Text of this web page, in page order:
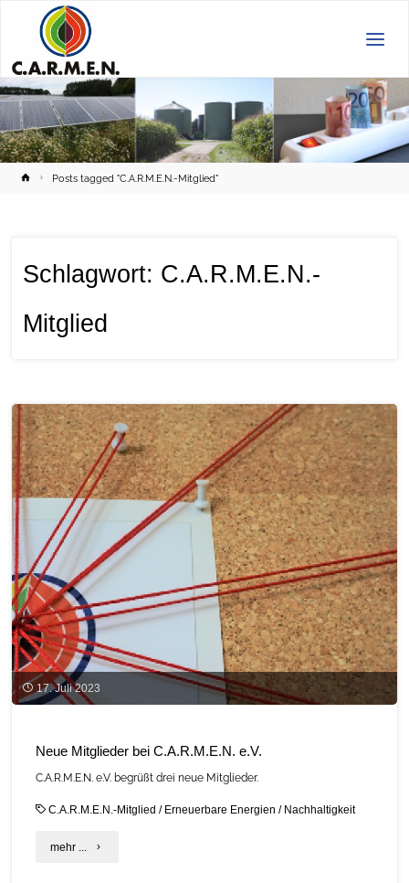
HomePosts tagged "C.A.R.M.E.N.-Mitglied"
Schlagwort: C.A.R.M.E.N.-
Mitglied
17. Juli 2023
Neue Mitglieder bei C.A.R.M.E.N. e.V.
C.A.R.M.E.N. e.V. begrüßt drei neue Mitglieder.
C.A.R.M.E.N.-Mitglied / Erneuerbare Energien / Nachhaltigkeit
mehr ... "Neue